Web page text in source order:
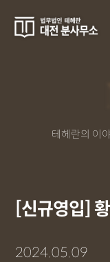
테헤란의 이
[신규영입]
2024.05.09